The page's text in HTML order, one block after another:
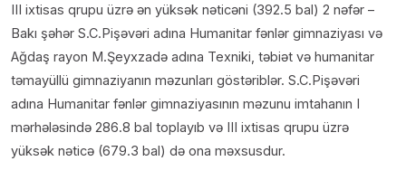
III ixtisas qrupu üzrə ən yüksək nəticəni (392.5 bal) 2 nəfər –
Bakı şəhər S.C.Pişəvəri adına Humanitar fənlər gimnaziyası və
Ağdaş rayon M.Şeyxzadə adına Texniki, təbiət və humanitar
təmayüllü gimnaziyanın məzunları göstəriblər. S.C.Pişəvəri
adına Humanitar fənlər gimnaziyasının məzunu imtahanın I
mərhələsində 286.8 bal toplayıb və III ixtisas qrupu üzrə
yüksək nəticə (679.3 bal) də ona məxsusdur.